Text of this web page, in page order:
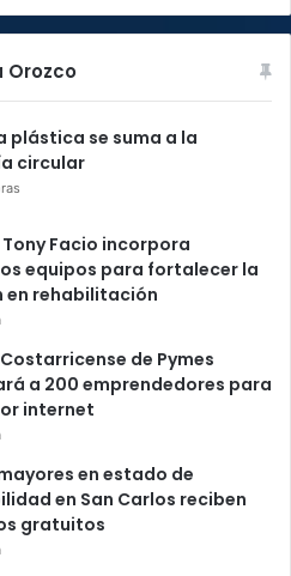
Orozco
plástica se suma a la
circular
Facio incorpora
equipos para fortalecer la
en rehabilitación
de Pymes
a 200 emprendedores para
internet
en estado de
en San Carlos reciben
gratuitos